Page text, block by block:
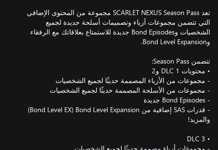
تعد SCARLET NEXUS Season Pass مجموعة من المحتوى الإضافي
التي تتضمن مجموعات أزياء وتصميمات أسلحة جديدة لجميع
الشخصيات وBond Episodes جديدة للاستمتاع بعلاقاتك مع الرفقاء
- قدرات SAS إضافية من Bond Level Expansion‏ (Bond Level EX)